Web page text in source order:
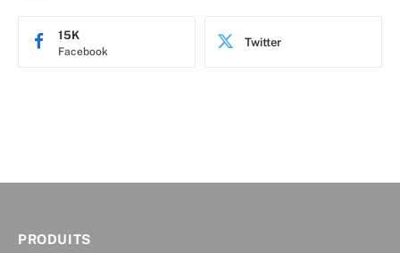
Facebook
15K Twitter
PRODUITS